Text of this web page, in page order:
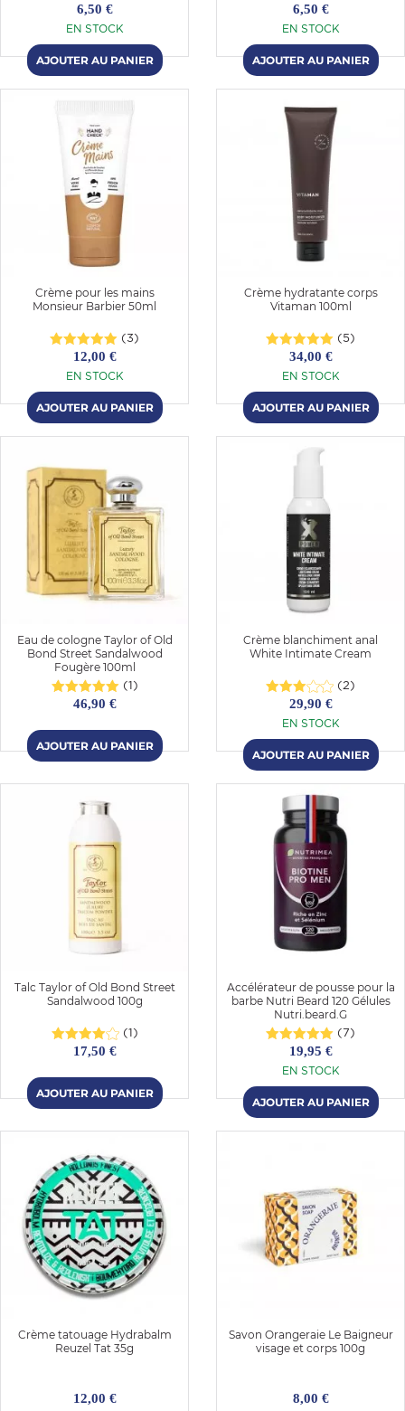
6,50 €
EN STOCK
6,50 €
EN STOCK
Crème pour les mains
Monsieur Barbier 50ml
(3)
12,00 €
EN STOCK
Crème hydratante corps
Vitaman 100ml
(5)
34,00 €
EN STOCK
Eau de cologne Taylor of Old
Bond Street Sandalwood
Fougère 100ml
(1)
46,90 €
Crème blanchiment anal
White Intimate Cream
(2)
29,90 €
EN STOCK
Talc Taylor of Old Bond Street
Sandalwood 100g
(1)
17,50 €
Accélérateur de pousse pour la
barbe Nutri Beard 120 Gélules
Nutri.beard.G
(7)
19,95 €
EN STOCK
Crème tatouage Hydrabalm
Reuzel Tat 35g
12,00 €
Savon Orangeraie Le Baigneur
visage et corps 100g
8,00 €